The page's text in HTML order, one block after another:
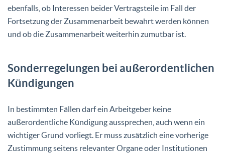
ebenfalls, ob Interessen beider Vertragsteile im Fall der
Fortsetzung der Zusammenarbeit bewahrt werden können
und ob die Zusammenarbeit weiterhin zumutbar ist.
Sonderregelungen bei außerordentlichen
Kündigungen
In bestimmten Fällen darf ein Arbeitgeber keine
außerordentliche Kündigung aussprechen, auch wenn ein
wichtiger Grund vorliegt. Er muss zusätzlich eine vorherige
Zustimmung seitens relevanter Organe oder Institutionen